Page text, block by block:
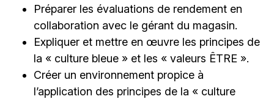
Préparer les évaluations de rendement en
collaboration avec le gérant du magasin.
Expliquer et mettre en œuvre les principes de
la « culture bleue » et les « valeurs ÊTRE ».
Créer un environnement propice à
l’application des principes de la « culture